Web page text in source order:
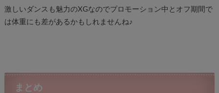
激しいダンスも魅力のXGなのでプロモーション中とオフ期間で
は体重にも差があるかもしれませんね♪
まとめ